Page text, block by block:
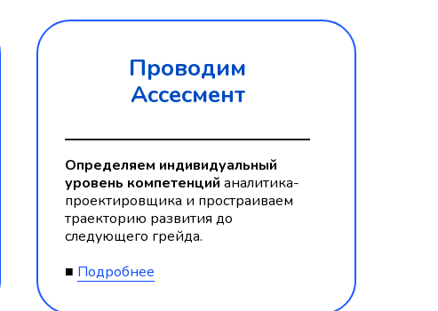
Проводим
Ассесмент
Определяем индивидуальный
уровень компетенций аналитика-
проектировщика и простраиваем
траекторию развития до
следующего грейда.
■ Подробнее